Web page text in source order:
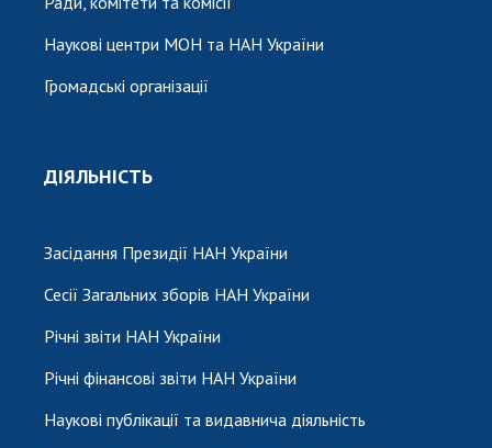
Наукові центри МОН та НАН України
Громадські організації
ДІЯЛЬНІСТЬ
Засідання Президії НАН України
Сесії Загальних зборів НАН України
Річні звіти НАН України
Річні фінансові звіти НАН України
Наукові публікації та видавнича діяльність